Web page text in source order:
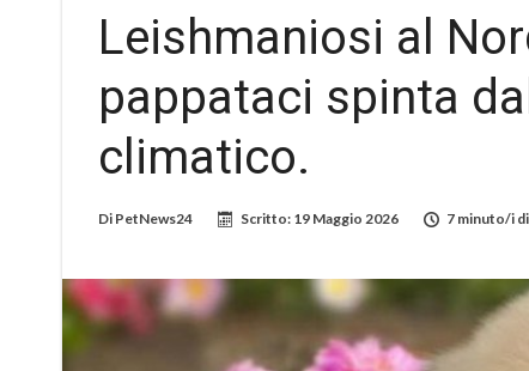
Leishmaniosi al
pappataci spinta
climatico.
Di PetNews24 Scritto: 19 Maggio 2026 7 minuto/i